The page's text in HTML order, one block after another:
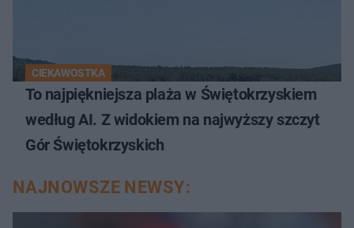
CIEKAWOSTKA
To najpiękniejsza plaża w Świętokrzyskiem
według AI. Z widokiem na najwyższy szczyt
Gór Świętokrzyskich
NAJNOWSZE NEWSY: